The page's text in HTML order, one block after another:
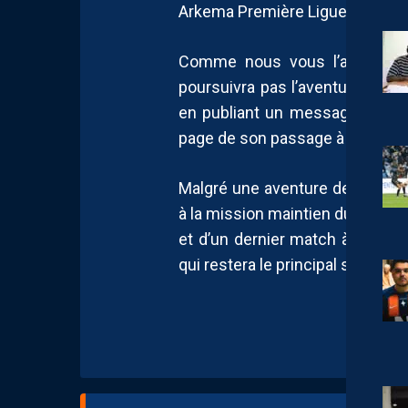
Arkema Première Ligue.
Comme nous vous l’avions
poursuivra pas l’aventure
en publiant un message
page de son passage à
Malgré une aventure de courte
à la mission maintien du
et d’un dernier match à la
qui restera le principal